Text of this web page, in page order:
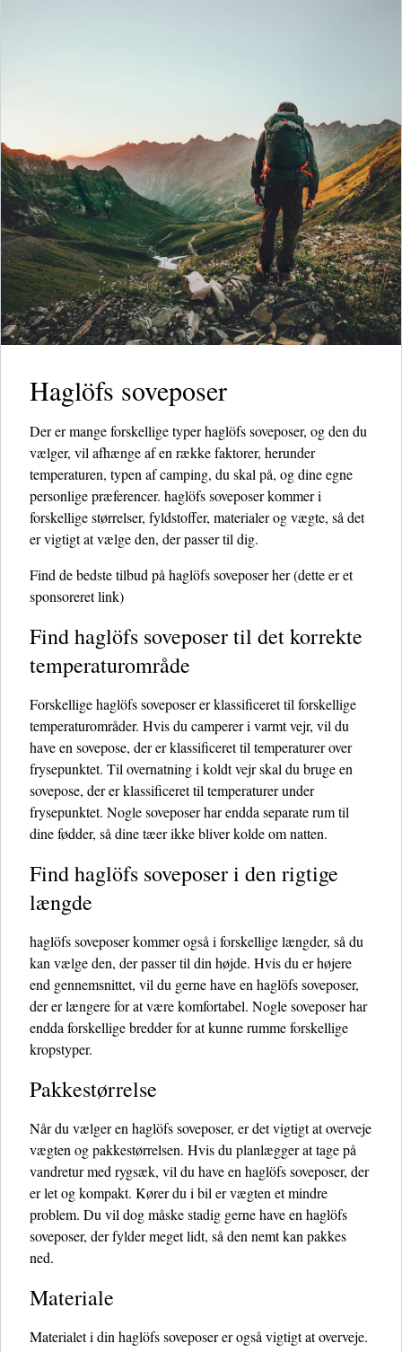
Haglöfs soveposer
Der er mange forskellige typer haglöfs soveposer, og den du
vælger, vil afhænge af en række faktorer, herunder
temperaturen, typen af ​​camping, du skal på, og dine egne
personlige præferencer. haglöfs soveposer kommer i
forskellige størrelser, fyldstoffer, materialer og vægte, så det
er vigtigt at vælge den, der passer til dig.
Find de bedste tilbud på haglöfs soveposer her(dette er et
sponsoreret link)
Find haglöfs soveposer til det korrekte
temperaturområde
Forskellige haglöfs soveposer er klassificeret til forskellige
temperaturområder. Hvis du camperer i varmt vejr, vil du
have en sovepose, der er klassificeret til temperaturer over
frysepunktet. Til overnatning i koldt vejr skal du bruge en
sovepose, der er klassificeret til temperaturer under
frysepunktet. Nogle soveposer har endda separate rum til
dine fødder, så dine tæer ikke bliver kolde om natten.
Find haglöfs soveposer i den rigtige
længde
haglöfs soveposer kommer også i forskellige længder, så du
kan vælge den, der passer til din højde. Hvis du er højere
end gennemsnittet, vil du gerne have en haglöfs soveposer,
der er længere for at være komfortabel. Nogle soveposer har
endda forskellige bredder for at kunne rumme forskellige
kropstyper.
Pakkestørrelse
Når du vælger en haglöfs soveposer, er det vigtigt at overveje
vægten og pakkestørrelsen. Hvis du planlægger at tage på
vandretur med rygsæk, vil du have en haglöfs soveposer, der
er let og kompakt. Kører du i bil er vægten et mindre
problem. Du vil dog måske stadig gerne have en haglöfs
soveposer, der fylder meget lidt, så den nemt kan pakkes
ned.
Materiale
Materialet i din haglöfs soveposer er også vigtigt at overveje.